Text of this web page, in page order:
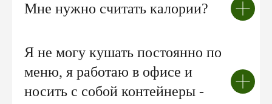
Мне нужно считать калории?
Я не могу кушать постоянно по
меню, я работаю в офисе и
носить с собой контейнеры -